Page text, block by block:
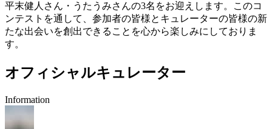
平末健人さん・うたうみさんの3名をお迎えします。このコ
ンテストを通して、参加者の皆様とキュレーターの皆様の新
たな出会いを創出できることを心から楽しみにしておりま
す。
オフィシャルキュレーター
Information